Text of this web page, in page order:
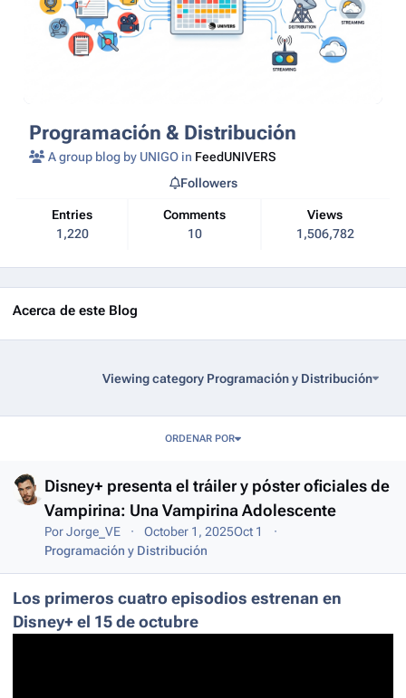
Programación & Distribución
A group blog by UNIGO in FeedUNIVERS
Entries
1,220
Comments
10
Views
1,506,782
Followers
Acerca de este Blog
Viewing category Programación y Distribución
ORDENAR POR
Disney+ presenta el tráiler y póster oficiales de
Vampirina: Una Vampirina Adolescente
PorJorge_VE October 1, 2025Oct 1
Programación y Distribución
Los primeros cuatro episodios estrenan en
Disney+ el 15 de octubre